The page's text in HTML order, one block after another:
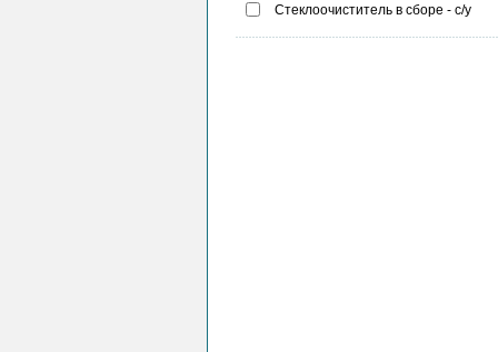
Стеклоочиститель в сборе - с/у